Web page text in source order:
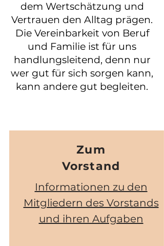
dem Wertschätzung und
Vertrauen den Alltag prägen.
Die Vereinbarkeit von Beruf
und Familie ist für uns
handlungsleitend, denn nur
wer gut für sich sorgen kann,
kann andere gut begleiten.
Zum
Vorstand
Informationen zu den
Mitgliedern des Vorstands
und ihren Aufgaben